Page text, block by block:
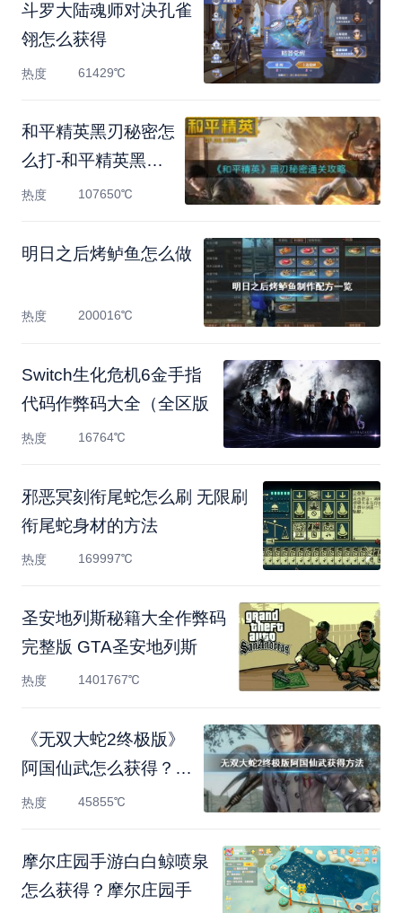
斗罗大陆魂师对决孔雀
翎怎么获得
热度 61429℃
和平精英黑刃秘密怎
么打-和平精英黑刃
秘密通关
热度 107650℃
明日之后烤鲈鱼怎么做
热度 200016℃
Switch生化危机6金手指
代码作弊码大全（全区版
热度 16764℃
邪恶冥刻衔尾蛇怎么刷 无限刷
衔尾蛇身材的方法
热度 169997℃
圣安地列斯秘籍大全作弊码
完整版 GTA圣安地列斯
热度 1401767℃
《无双大蛇2终极版》
阿国仙武怎么获得？阿
国仙
热度 45855℃
摩尔庄园手游白白鲸喷泉
怎么获得？摩尔庄园手